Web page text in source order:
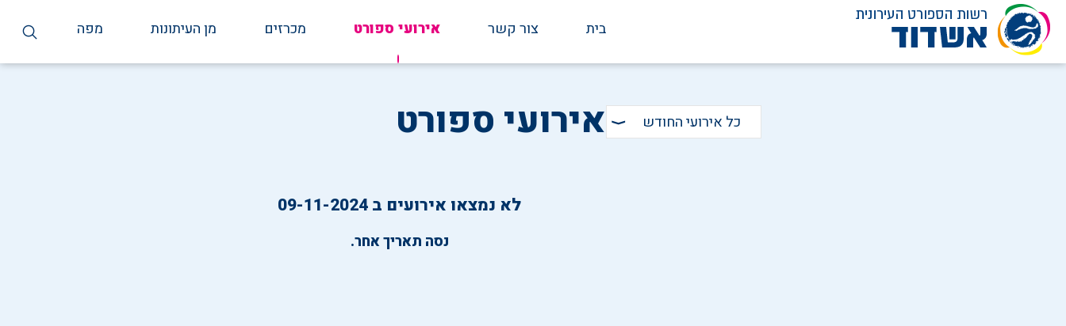
דלג
מפה מן העיתונות מכרזים אירועי ספורט צור קשר בית
כל אירועי החודש ⟩ אירועי ספורט
לא נמצאו אירועים ב 09-11-2024
נסה תאריך אחר.